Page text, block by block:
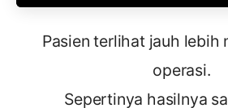
Pasien terlihat jauh lebih
operasi.
Sepertinya hasilnya